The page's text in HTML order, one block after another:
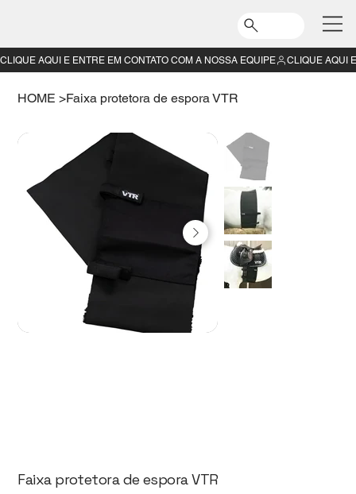
HOME >Faixa protetora de espora VTR
Faixa protetora de espora VTR
CLIQUE AQUI E ENTRE EM CONTATO COM A NOSSA EQUIPE